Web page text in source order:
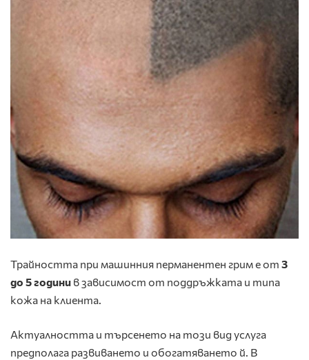
Трайността при машинния перманентен грим е от 3
до 5 години в зависимост от поддръжката и типа
кожа на клиента.
Актуалността и търсенето на този вид услуга
предполага развиването и обогатяването й. В